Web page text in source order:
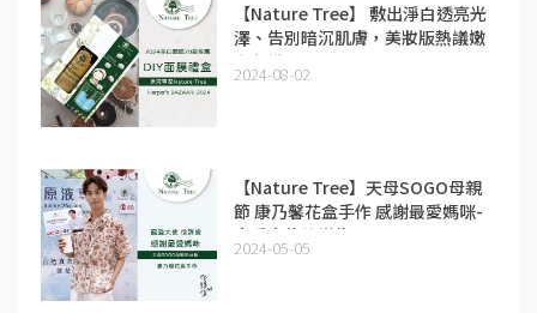
【Nature Tree】 敷出淨白透亮光
澤、告別暗沉肌膚，美妝版熱議嫩
白必備
2024-08-02
【Nature Tree】天母SOGO母親
節 康乃馨花盒手作 感謝最愛媽咪-
寵愛大使徐謀俊
2024-05-05